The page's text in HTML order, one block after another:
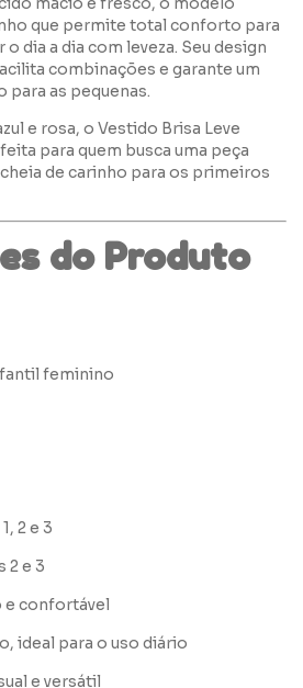
que permite total conforto para
o dia a dia com leveza. Seu design
combinações e garante um
para as pequenas.
e rosa, o Vestido Brisa Leve
para quem busca uma peça
de carinho para os primeiros
do Produto
feminino
2 e 3
2 e 3
e confortável
ideal para o uso diário
e versátil